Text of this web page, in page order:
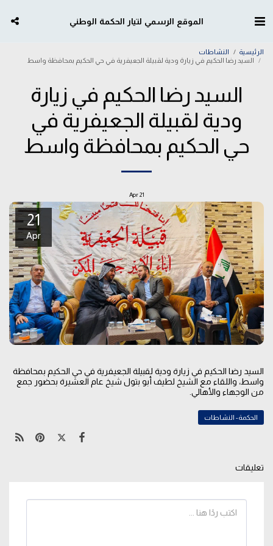
الموقع الرسمي لتيار الحكمة الوطني
الرئيسية
النشاطات
السيد رضا الحكيم في زيارة ودية لقبيلة الجعيفرية في حي الحكيم بمحافظة واسط
السيد رضا الحكيم في زيارة
ودية لقبيلة الجعيفرية في
حي الحكيم بمحافظة واسط
21
Apr
21
Apr
السيد رضا الحكيم في زيارة ودية لقبيلة الجعيفرية في حي الحكيم بمحافظة
واسط، واللقاء مع الشيخ لطيف أبو بتول شيخ عام العشيرة بحضور جمع
من الوجهاء والأهالي.
الحكمة- النشاطات
تعليقات